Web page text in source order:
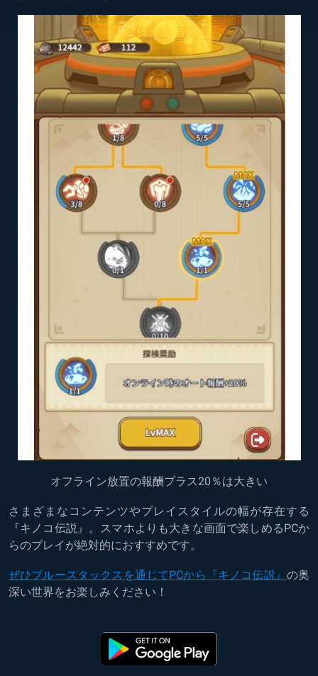
オフライン放置の報酬プラス20％は大きい
さまざまなコンテンツやプレイスタイルの幅が存在する
『キノコ伝説』。スマホよりも大きな画面で楽しめるPCか
らのプレイが絶対的におすすめです。
ぜひブルースタックスを通じてPCから『キノコ伝説』 の奥
深い世界をお楽しみください！